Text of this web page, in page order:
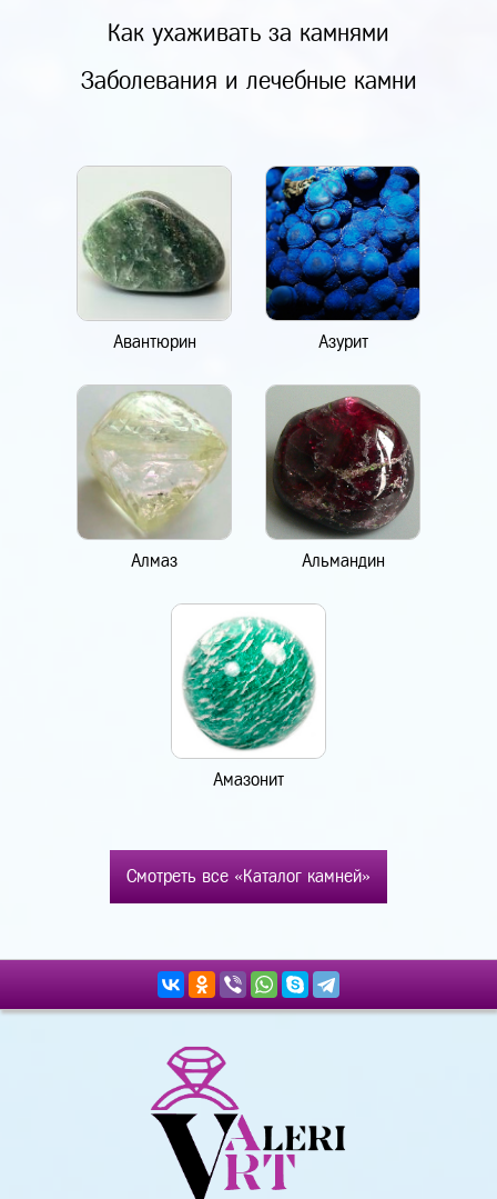
Как ухаживать за камнями
Заболевания и лечебные камни
Авантюрин Азурит
Алмаз Альмандин
Амазонит
Смотреть все «Каталог камней»